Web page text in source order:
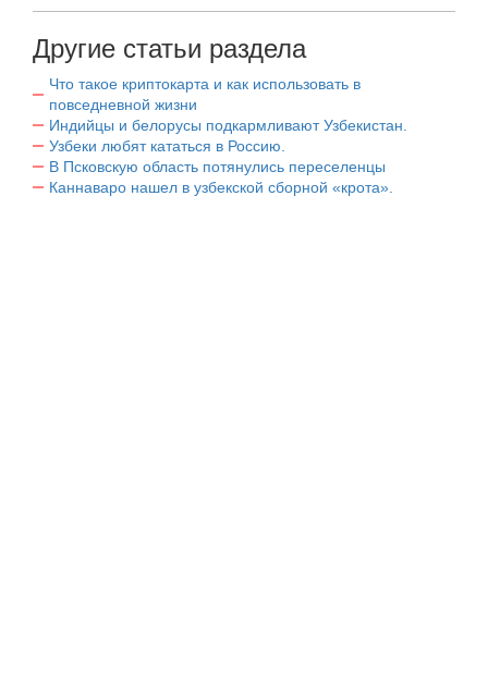
Другие статьи раздела
Что такое криптокарта и как использовать в
повседневной жизни
Индийцы и белорусы подкармливают Узбекистан.
Узбеки любят кататься в Россию.
В Псковскую область потянулись переселенцы
Каннаваро нашел в узбекской сборной «крота».